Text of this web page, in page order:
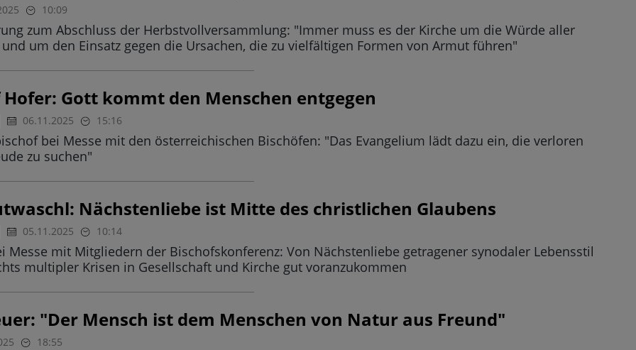
10:09
zum Abschluss der Herbstvollversammlung: "Immer muss es der Kirche um die Würde aller
um den Einsatz gegen die Ursachen, die zu vielfältigen Formen von Armut führen"
Gott kommt den Menschen entgegen
06.11.2025 15:16
bei Messe mit den österreichischen Bischöfen: "Das Evangelium lädt dazu ein, die verloren
zu suchen"
Nächstenliebe ist Mitte des christlichen Glaubens
05.11.2025 10:14
Messe mit Mitgliedern der Bischofskonferenz: Von Nächstenliebe getragener synodaler Lebensstil
multipler Krisen in Gesellschaft und Kirche gut voranzukommen
"Der Mensch ist dem Menschen von Natur aus Freund"
18:55